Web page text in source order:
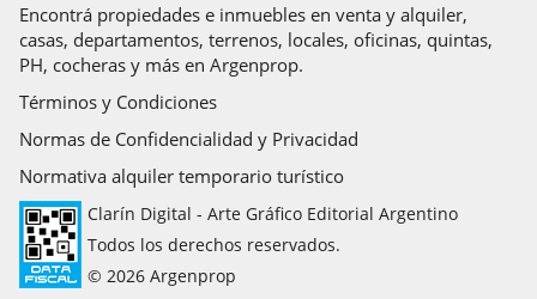
Encontrá propiedades e inmuebles en venta y alquiler,
casas, departamentos, terrenos, locales, oficinas, quintas,
PH, cocheras y más en Argenprop.
Términos y Condiciones
Normas de Confidencialidad y Privacidad
Normativa alquiler temporario turístico
Clarín Digital - Arte Gráfico Editorial Argentino
Todos los derechos reservados.
© 2026 Argenprop